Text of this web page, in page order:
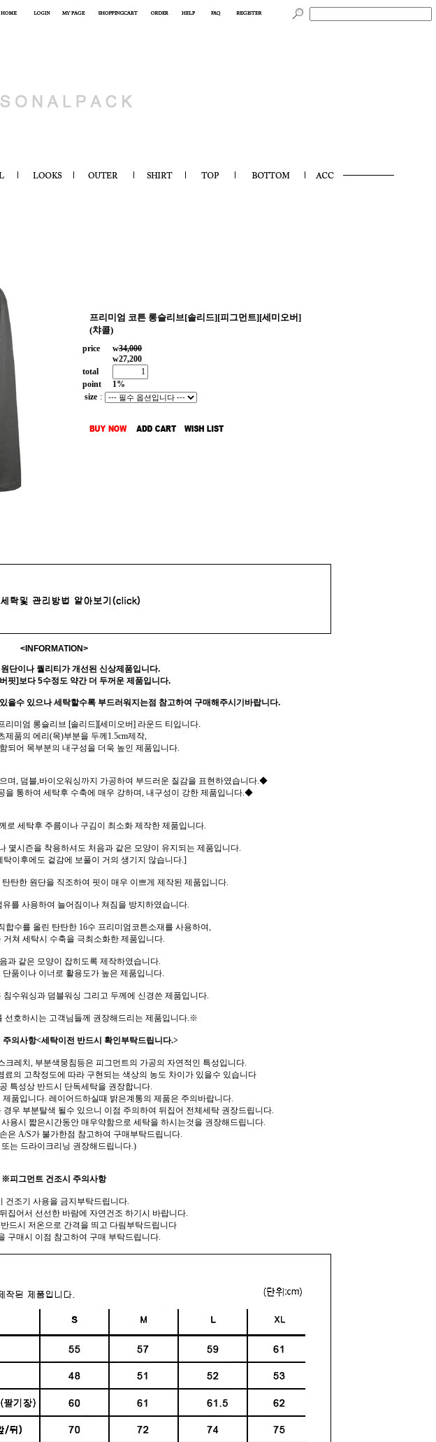
프리미엄 코튼 롱슬리브[솔리드][피그먼트][세미오버]
(챠콜)
price w34,000
w27,200
total
point
1%
size :
<INFORMATION>
단이나 퀄리티가 개선된 신상제품입니다.
핏]보다 5수정도 약간 더 두꺼운 제품입니다.
을수 있으나 세탁할수록 부드러워지는점 참고하여 구매해주시기바랍니다.
리미엄 롱슬리브 [솔리드][세미오버] 라운드 티입니다.
제품의 에리(목)부분을 두께1.5cm제작,
되어 목부분의 내구성을 더욱 높인 제품입니다.
며, 덤블,바이오워싱까지 가공하여 부드러운 질감을 표현하였습니다.◆
통하여 세탁후 수축에 매우 강하며, 내구성이 강한 제품입니다.◆
로 세탁후 주름이나 구김이 최소화 제작한 제품입니다.
몇시즌을 착용하셔도 처음과 같은 모양이 유지되는 제품입니다.
탁이후에도 겉감에 보풀이 거의 생기지 않습니다.]
탄한 원단을 직조하여 핏이 매우 이쁘게 제작된 제품입니다.
를 사용하여 늘어짐이나 쳐짐을 방지하였습니다.
합수를 올린 탄탄한 16수 프리미엄코튼소재를 사용하여,
거쳐 세탁시 수축을 극최소화한 제품입니다.
과 같은 모양이 잡히도록 제작하였습니다.
단품이나 이너로 활용도가 높은 제품입니다.
수워싱과 덤블워싱 그리고 두께에 신경쓴 제품입니다.
선호하시는 고객님들께 권장해드리는 제품입니다.※
의사항<세탁이전 반드시 확인부탁드립니다.>
크레치, 부분색뭉침등은 피그먼트의 가공의 자연적인 특성입니다.
의 고착정도에 따라 구현되는 색상의 농도 차이가 있을수 있습니다
특성상 반드시 단독세탁을 권장합니다.
품입니다. 레이어드하실때 밝은계통의 제품은 주의바랍니다.
우 부분탈색 될수 있으니 이점 주의하여 뒤집어 전체세탁 권장드립니다.
용시 짧은시간동안 매우약함으로 세탁을 하시는것을 권장해드립니다.
은 A/S가 불가한점 참고하여 구매부탁드립니다.
는 드라이크리닝 권장해드립니다.)
※피그먼트 건조시 주의사항
건조기 사용을 금지부탁드립니다.
집어서 선선한 바람에 자연건조 하기시 바랍니다.
드시 저온으로 간격을 띄고 다림부탁드립니다
구매시 이점 참고하여 구매 부탁드립니다.